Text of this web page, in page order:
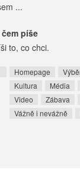
...
čem píše
to, co chci.
Homepage
Kultura
Média
Video
Zábava
Vážně i nevážně